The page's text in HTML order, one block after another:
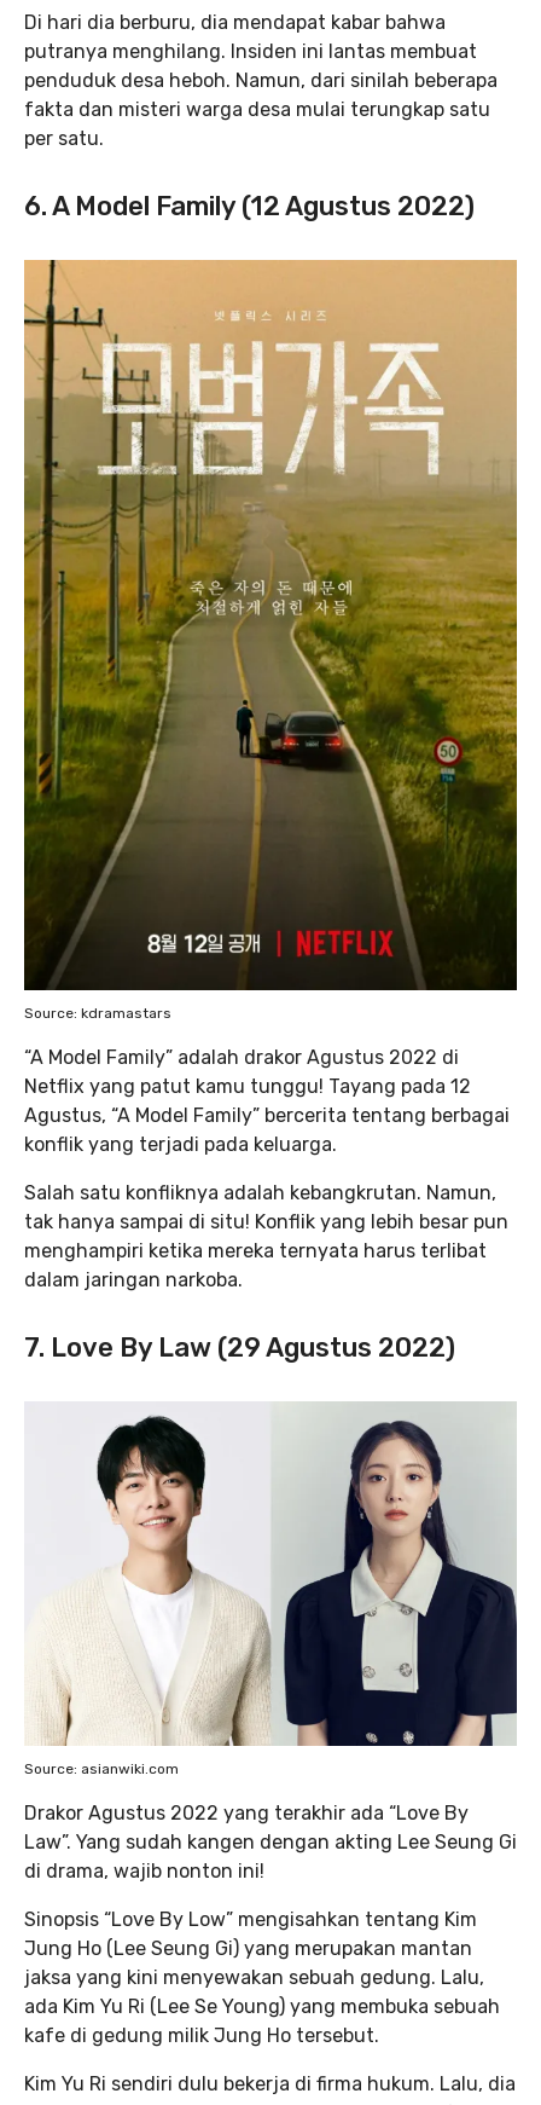
Di hari dia berburu, dia mendapat kabar bahwa
putranya menghilang. Insiden ini lantas membuat
penduduk desa heboh. Namun, dari sinilah beberapa
fakta dan misteri warga desa mulai terungkap satu
per satu.
6. A Model Family (12 Agustus 2022)
Source: kdramastars
“A Model Family” adalah drakor Agustus 2022 di
Netflix yang patut kamu tunggu! Tayang pada 12
Agustus, “A Model Family” bercerita tentang berbagai
konflik yang terjadi pada keluarga.
Salah satu konfliknya adalah kebangkrutan. Namun,
tak hanya sampai di situ! Konflik yang lebih besar pun
menghampiri ketika mereka ternyata harus terlibat
dalam jaringan narkoba.
7. Love By Law (29 Agustus 2022)
Source: asianwiki.com
Drakor Agustus 2022 yang terakhir ada “Love By
Law”. Yang sudah kangen dengan akting Lee Seung Gi
di drama, wajib nonton ini!
Sinopsis “Love By Low” mengisahkan tentang Kim
Jung Ho (Lee Seung Gi) yang merupakan mantan
jaksa yang kini menyewakan sebuah gedung. Lalu,
ada Kim Yu Ri (Lee Se Young) yang membuka sebuah
kafe di gedung milik Jung Ho tersebut.
Kim Yu Ri sendiri dulu bekerja di firma hukum. Lalu, dia